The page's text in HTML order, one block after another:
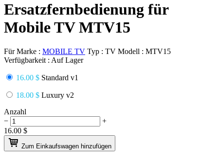
Ersatzfernbedienung für
Mobile TV MTV15
Für Marke : MOBILE TV Typ : TV Modell : MTV15
Verfügbarkeit : Auf Lager
16.00 $ Standard v1
18.00 $ Luxury v2
Anzahl
−
+
16.00 $
Zum Einkaufswagen hinzufügen